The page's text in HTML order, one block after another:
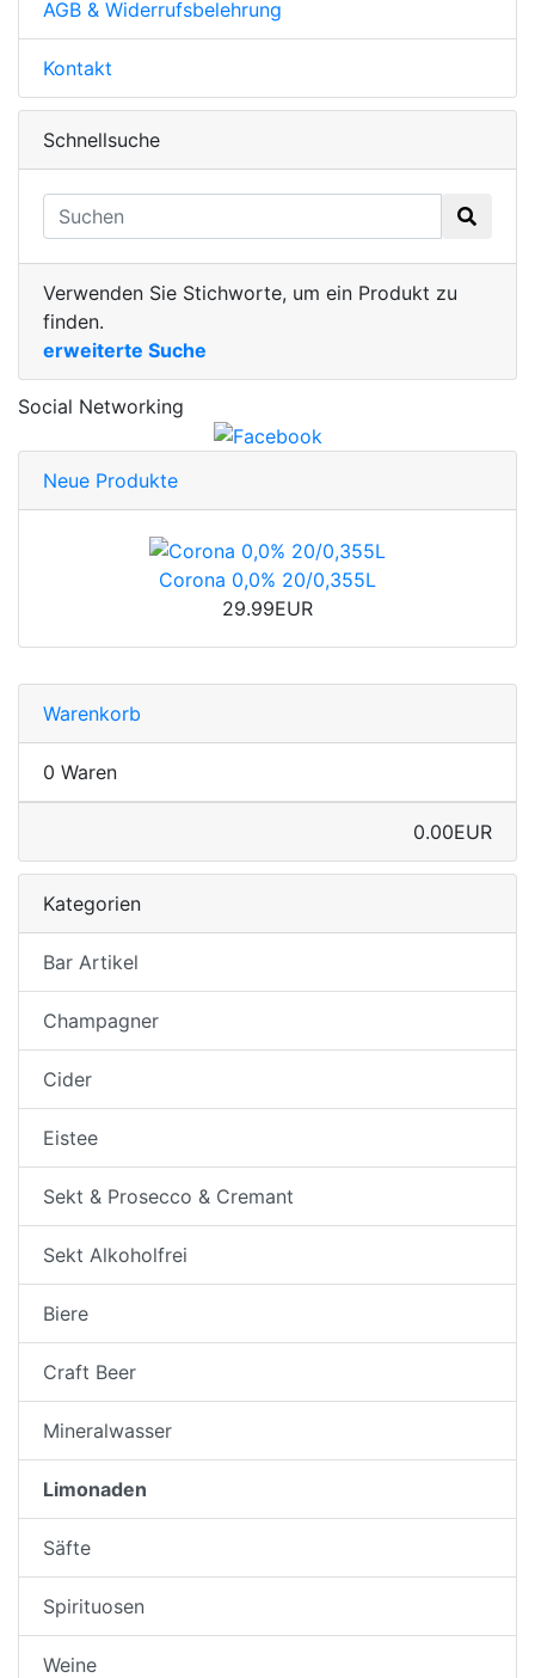
AGB & Widerrufsbelehrung
Kontakt
Schnellsuche
Verwenden Sie Stichworte, um ein Produkt zu
finden.
erweiterte Suche
Social Networking
Neue Produkte
Corona 0,0% 20/0,355L
29.99EUR
Warenkorb
0 Waren
0.00EUR
Kategorien
Bar Artikel
Champagner
Cider
Eistee
Sekt & Prosecco & Cremant
Sekt Alkoholfrei
Biere
Craft Beer
Mineralwasser
Limonaden
Säfte
Spirituosen
Weine